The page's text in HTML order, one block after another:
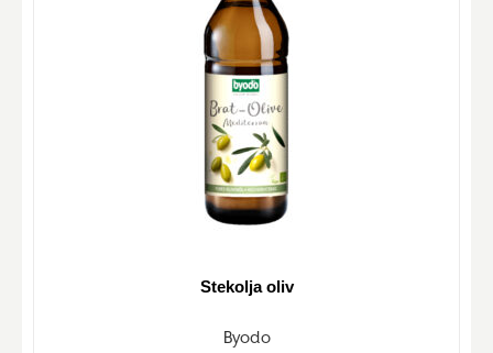
Stekolja oliv
Byodo